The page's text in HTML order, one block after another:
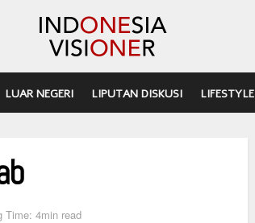
LUAR NEGERI LIPUTAN DISKUSI LIFESTYLE
Time: 4min read